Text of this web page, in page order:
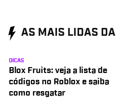
AS MAIS LIDAS
DICAS
Blox Fruits: veja a lista de
códigos no Roblox e saiba
como resgatar